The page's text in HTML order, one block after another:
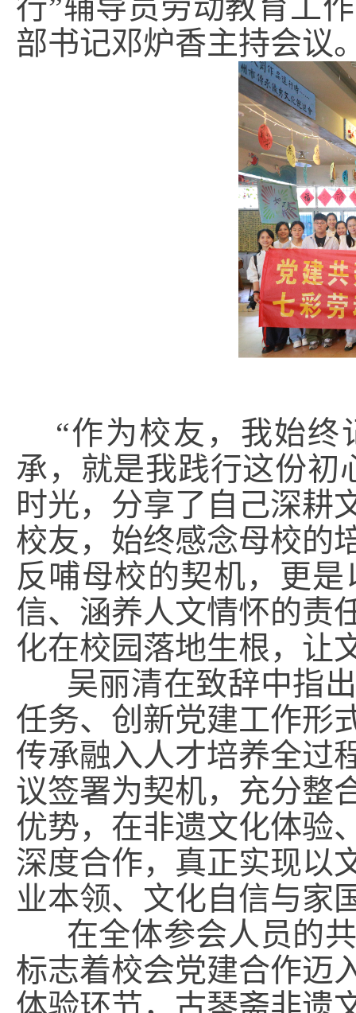
行”辅导员劳动教育工
部书记邓炉香主持会议
“作为校友，我始终
承，就是我践行这份初
时光，分享了自己深耕
校友，始终感念母校的
反哺母校的契机，更
信、涵养人文情怀的责
化在校园落地生根，让
吴丽清在致辞中指出
任务、创新党建工作形
传承融入人才培养全过
议签署为契机，充分整
优势，在非遗文化体验
深度合作，真正实现以
业本领、文化自信与家
在全体参会人员的共
标志着校会党建合作迈